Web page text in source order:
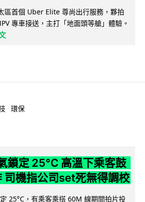
區首個 Uber Elite 尊尚出行服務，夥拍
專車接送，主打「地面頭等艙」體驗。
環保
鎖定 25°C 高溫下乘客鼓
司機指公司set死無得調校
25°C，有乘客乘搭 60M 線期間拍片投